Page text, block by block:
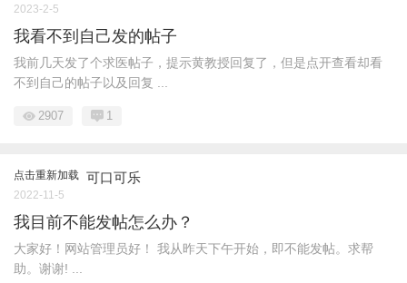
2023-2-5
我看不到自己发的帖子
我前几天发了个求医帖子，提示黄教授回复了，但是点开查看却看
不到自己的帖子以及回复 ...
2907 1
点击重新加载 可口可乐
2022-11-5
我目前不能发帖怎么办？
大家好！网站管理员好！ 我从昨天下午开始，即不能发帖。求帮
助。谢谢! ...